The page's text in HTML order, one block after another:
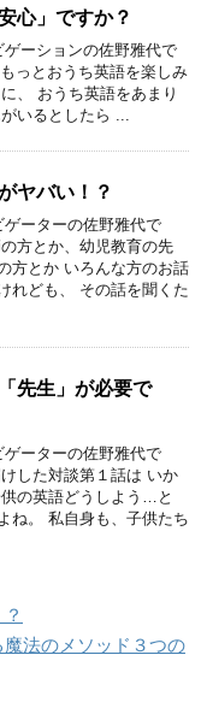
心」ですか？
ーションの佐野雅代で
っとおうち英語を楽しみ
、 おうち英語をあまり
いるとしたら ...
ヤバい！？
ーターの佐野雅代で
方とか、幼児教育の先
方とか いろんな方のお話
れども、 その話を聞くた
先生」が必要で
ーターの佐野雅代で
した対談第１話は いか
の英語どうしよう…と
ね。 私自身も、子供たち
法のメソッド３つの